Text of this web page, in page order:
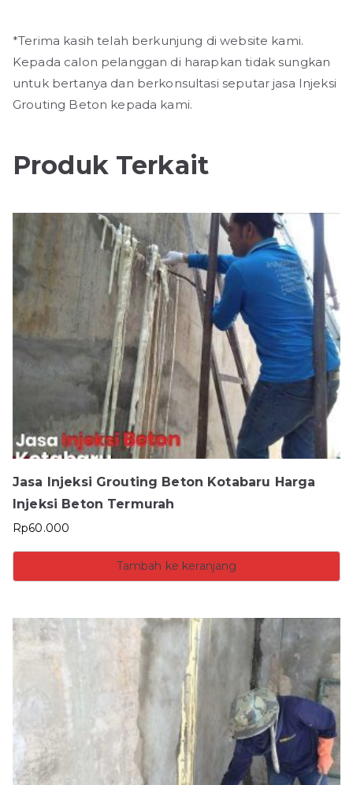
*Terima kasih telah berkunjung di website kami.
Kepada calon pelanggan di harapkan tidak sungkan
untuk bertanya dan berkonsultasi seputar jasa Injeksi
Grouting Beton kepada kami.
Produk Terkait
Jasa Injeksi Grouting Beton Kotabaru Harga
Injeksi Beton Termurah
Rp60.000
Tambah ke keranjang